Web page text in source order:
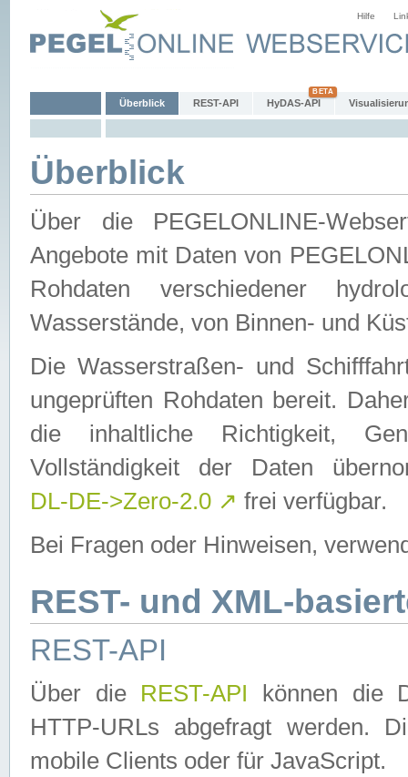
Hilfe
Überblick REST-API HyDAS-API
Überblick
Über die PEGELONLINE-
Angebote mit Daten von
Rohdaten verschiedener
Wasserstände, von Binnen- und
Die Wasserstraßen- und
ungeprüften Rohdaten bereit.
die inhaltliche Richtigkeit,
Vollständigkeit der Daten
DL-DE->Zero-2.0 ↗ frei verfügbar.
Bei Fragen oder Hinweisen,
REST- und XML-
REST-API
Über die REST-API können die
HTTP-URLs abgefragt werden.
mobile Clients oder für JavaScript.